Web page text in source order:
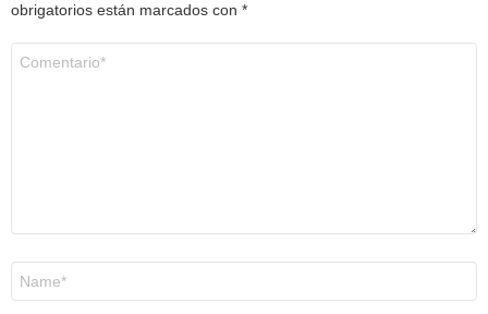
obrigatorios están marcados con *